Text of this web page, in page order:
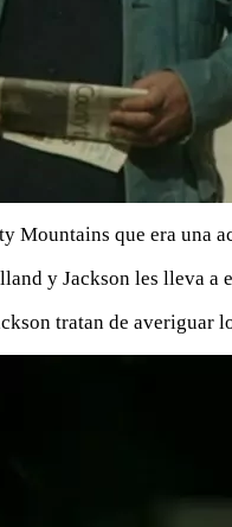
Mountains que era una
y Jackson les lleva a
tratan de averiguar